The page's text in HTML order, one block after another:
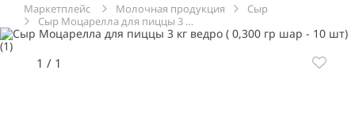
Маркетплейс Молочная продукция
Сыр
Сыр Моцарелла для пиццы 3 кг ведро ( 0,300 гр шар - 10 шт)
1 / 1